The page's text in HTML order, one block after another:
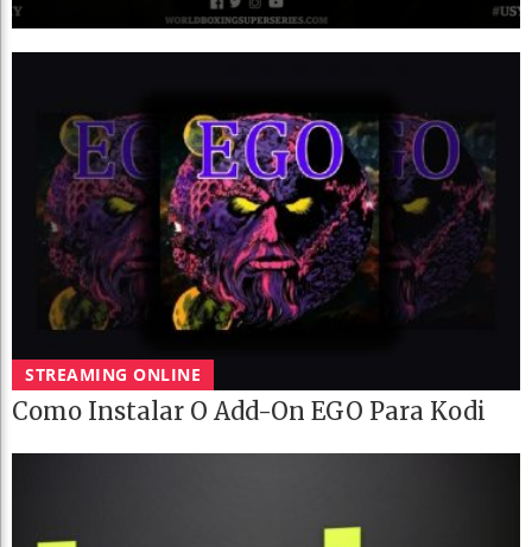
STREAMING ONLINE
Como Instalar O Add-On EGO Para Kodi